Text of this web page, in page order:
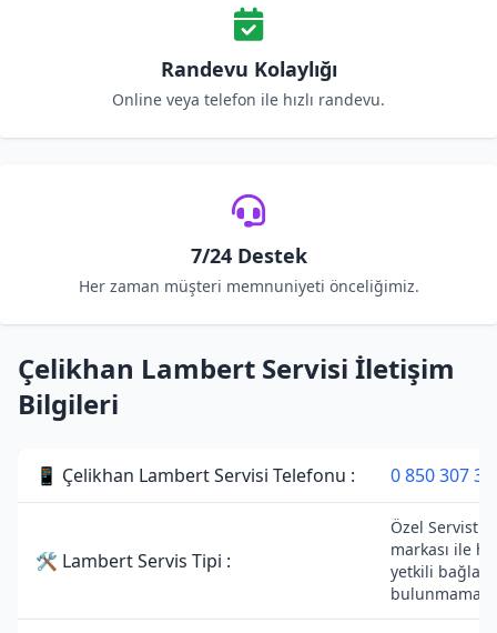
Randevu Kolaylığı
Online veya telefon ile hızlı randevu.
7/24 Destek
Her zaman müşteri memnuniyeti önceliğimiz.
Çelikhan Lambert Servisi İletişim
Bilgileri
📱 Çelikhan Lambert Servisi Telefonu : 0 850 307
🛠 Lambert Servis Tipi :
Özel
markası ile
yetkili